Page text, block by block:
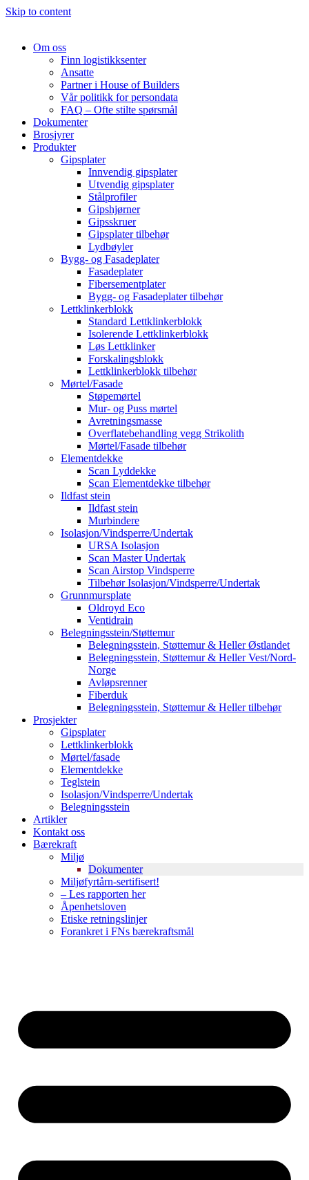
Skip to content
Om oss
Finn logistikksenter
Ansatte
Partner i House of Builders
Vår politikk for persondata
FAQ – Ofte stilte spørsmål
Dokumenter
Brosjyrer
Produkter
Gipsplater
Innvendig gipsplater
Utvendig gipsplater
Stålprofiler
Gipshjørner
Gipsskruer
Gipsplater tilbehør
Lydbøyler
Bygg- og Fasadeplater
Fasadeplater
Fibersementplater
Bygg- og Fasadeplater tilbehør
Lettklinkerblokk
Standard Lettklinkerblokk
Isolerende Lettklinkerblokk
Løs Lettklinker
Forskalingsblokk
Lettklinkerblokk tilbehør
Mørtel/Fasade
Støpemørtel
Mur- og Puss mørtel
Avretningsmasse
Overflatebehandling vegg Strikolith
Mørtel/Fasade tilbehør
Elementdekke
Scan Lyddekke
Scan Elementdekke tilbehør
Ildfast stein
Ildfast stein
Murbindere
Isolasjon/Vindsperre/Undertak
URSA Isolasjon
Scan Master Undertak
Scan Airstop Vindsperre
Tilbehør Isolasjon/Vindsperre/Undertak
Grunnmursplate
Oldroyd Eco
Ventidrain
Belegningsstein/Støttemur
Belegningsstein, Støttemur & Heller Østlandet
Belegningsstein, Støttemur & Heller Vest/Nord-
Norge
Avløpsrenner
Fiberduk
Belegningsstein, Støttemur & Heller tilbehør
Prosjekter
Gipsplater
Lettklinkerblokk
Mørtel/fasade
Elementdekke
Teglstein
Isolasjon/Vindsperre/Undertak
Belegningsstein
Artikler
Kontakt oss
Bærekraft
Miljø
Dokumenter
Miljøfyrtårn-sertifisert!
– Les rapporten her
Åpenhetsloven
Etiske retningslinjer
Forankret i FNs bærekraftsmål